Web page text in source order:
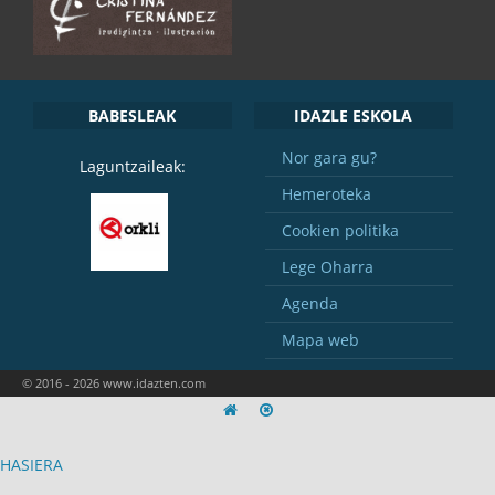
BABESLEAK
Laguntzaileak:
IDAZLE ESKOLA
Nor gara gu?
Hemeroteka
Cookien politika
Lege Oharra
Agenda
Mapa web
© 2016 - 2026 www.idazten.com
HASIERA